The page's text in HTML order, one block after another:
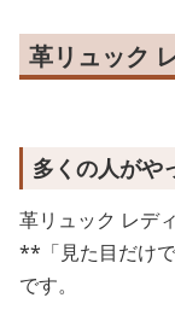
革リュック
多くの人がや
革リュック レデ
**「見た目だけ
です。